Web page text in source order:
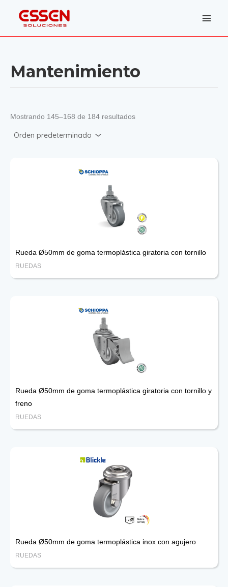
Mantenimiento
Mostrando 145–168 de 184 resultados
Rueda Ø50mm de goma termoplástica giratoria con tornillo
RUEDAS
Rueda Ø50mm de goma termoplástica giratoria con tornillo y
freno
RUEDAS
Rueda Ø50mm de goma termoplástica inox con agujero
RUEDAS